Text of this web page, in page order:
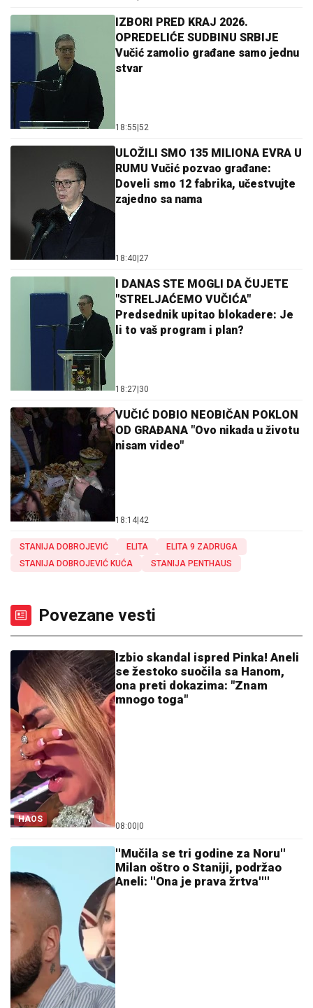
IZBORI PRED KRAJ 2026.
OPREDELIĆE SUDBINU SRBIJE
Vučić zamolio građane samo jednu
stvar
18:55 52
ULOŽILI SMO 135 MILIONA EVRA U
RUMU Vučić pozvao građane:
Doveli smo 12 fabrika, učestvujte
zajedno sa nama
18:40 27
I DANAS STE MOGLI DA ČUJETE
"STRELJAĆEMO VUČIĆA"
Predsednik upitao blokadere: Je
li to vaš program i plan?
18:27 30
VUČIĆ DOBIO NEOBIČAN POKLON
OD GRAĐANA "Ovo nikada u životu
nisam video"
18:14 42
STANIJA DOBROJEVIĆ ELITA
ELITA 9 ZADRUGA
STANIJA DOBROJEVIĆ KUĆA
STANIJA PENTHAUS
Povezane vesti
HAOS
Izbio skandal ispred Pinka! Aneli
se žestoko suočila sa Hanom,
ona preti dokazima: "Znam
mnogo toga"
08:00 0
''Mučila se tri godine za Noru''
Milan oštro o Staniji, podržao
Aneli: ''Ona je prava žrtva''''